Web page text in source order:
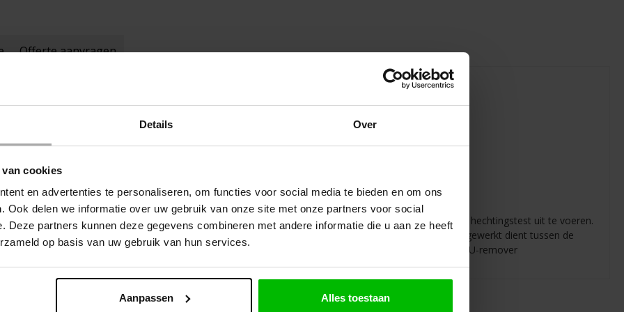
Details Over
cookies
en advertenties te personaliseren, om functies voor social media te bieden en om ons
Ook delen we informatie over uw gebruik van onze site met onze partners voor social
Deze partners kunnen deze gegevens combineren met andere informatie die u aan ze heeft
op basis van uw gebruik van hun services.
Aanpassen Alles toestaan
Offerte aanvragen
het pistool. Bevochtig de vet- en vochtvrije ondergrond. Voor niet klassieke ondergronden eerst een hechtingstest uit te voeren.
het doorharden. Schud regelmatig gedurende het gebruik. Indien er in verschillende lagen wordt gewerkt dient tussen de
worden met cleaner of aceton. Uitgehard schuim is enkel mechanisch te verwijderen of met soudal PU-remover